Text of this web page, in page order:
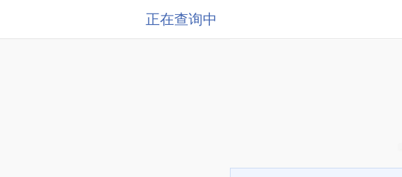
正在查询中